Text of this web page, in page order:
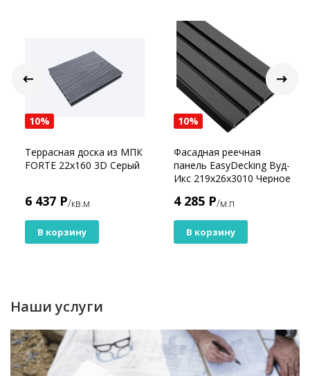
10%
Террасная доска из МПК
FORTE 22x160 3D Серый
6 437 Р/кв.м
В корзину
10%
Фасадная реечная
панель EasyDecking Вуд-
Икс 219х26х3010 Черное
4 285 Р/м.п
В корзину
Наши услуги